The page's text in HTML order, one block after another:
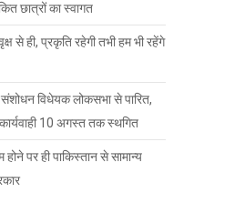
छात्रों का स्वागत
से ही, प्रकृति रहेगी तभी हम भी रहेंगे
विधेयक लोकसभा से पारित,
10 अगस्त तक स्थगित
पर ही पाकिस्तान से सामान्य